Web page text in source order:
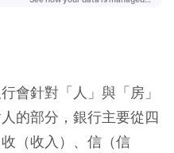
會針對「人」與「房」
的部分，銀行主要從四
（收入）、信（信